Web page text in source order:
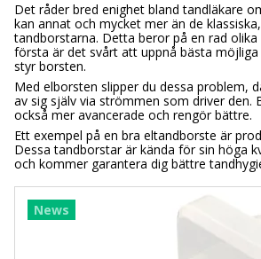
Det råder bred enighet bland tandläkare
kan annat och mycket mer än de
tandborstarna. Detta beror på en rad
första är det svårt att uppnå bästa
styr borsten.
Med elborsten slipper du dessa problem,
av sig själv via strömmen som driver den.
också mer avancerade och rengör bättre.
Ett exempel på en bra eltandborste är
Dessa tandborstar är kända för sin höga
och kommer garantera dig bättre
News